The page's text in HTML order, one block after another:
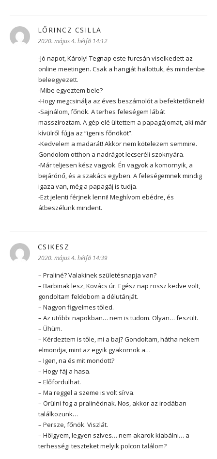
LŐRINCZ CSILLA
2020. május 4. hétfő 14:12
-Jó napot, Károly! Tegnap este furcsán viselkedett az
online meetingen. Csak a hangját hallottuk, és mindenbe
beleegyezett.
-Mibe egyeztem bele?
-Hogy megcsinálja az éves beszámolót a befektetőknek!
-Sajnálom, főnök. A terhes feleségem lábát
masszíroztam. A gép elé ültettem a papagájomat, aki már
kívülről fújja az “igenis főnököt”.
-Kedvelem a madarát! Akkor nem kötelezem semmire.
Gondolom otthon a nadrágot lecseréli szoknyára.
-Már teljesen kész vagyok. Én vagyok a komornyik, a
bejárónő, és a szakács egyben. A feleségemnek mindig
igaza van, még a papagáj is tudja.
-Ezt jelenti férjnek lenni! Meghívom ebédre, és
átbeszélünk mindent.
CSIKESZ
2020. május 4. hétfő 14:39
– Praliné? Valakinek születésnapja van?
– Barbinak lesz, Kovács úr. Egész nap rossz kedve volt,
gondoltam feldobom a délutánját.
– Nagyon figyelmes tőled.
– Az utóbbi napokban… nem is tudom. Olyan… feszült.
– Ühüm.
– Kérdeztem is tőle, mi a baj? Gondoltam, hátha nekem
elmondja, mint az egyik gyakornok a…
– Igen, na és mit mondott?
– Hogy fáj a hasa.
– Előfordulhat.
– Ma reggel a szeme is volt sírva.
– Örülni fog a pralinédnak. Nos, akkor az irodában
találkozunk…
– Persze, főnök. Viszlát.
– Hölgyem, legyen szíves… nem akarok kiabálni… a
terhességi teszteket melyik polcon találom?